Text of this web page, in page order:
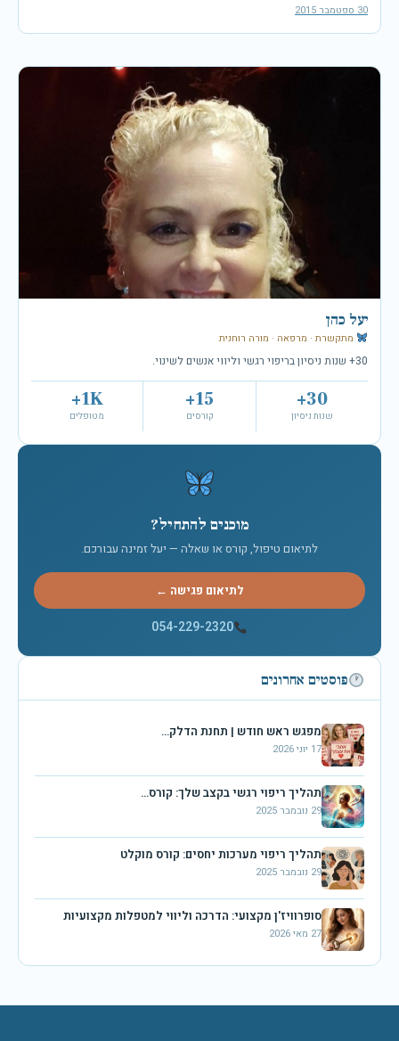
30 ספטמבר 2015
יעל כהן
מתקשרת · מרפאה · מורה רוחנית
30+ שנות ניסיון בריפוי רגשי וליווי אנשים לשינוי.
30+
שנות ניסיון
15+
קורסים
1K+
מטופלים
מוכנים להתחיל?
לתיאום טיפול, קורס או שאלה — יעל זמינה עבורכם.
לתיאום פגישה ←
054-229-2320
פוסטים אחרונים
מפגש ראש חודש | תחנת הדלק…
17 יוני 2026
תהליך ריפוי רגשי בקצב שלך: קורס…
29 נובמבר 2025
תהליך ריפוי מערכות יחסים: קורס מוקלט
29 נובמבר 2025
סופרוויז'ן מקצועי: הדרכה וליווי למטפלות מקצועיות
27 מאי 2026